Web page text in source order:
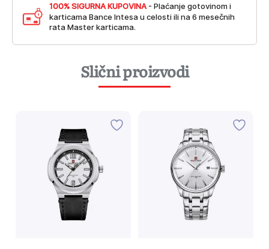
100% SIGURNA KUPOVINA - Plaćanje gotovinom i
karticama Bance Intesa u celosti ili na 6 mesečnih
rata Master karticama.
Slični proizvodi